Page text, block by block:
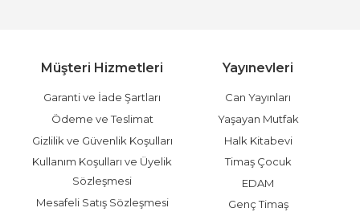
Müşteri Hizmetleri
Garanti ve İade Şartları
Ödeme ve Teslimat
Gizlilik ve Güvenlik Koşulları
Kullanım Koşulları ve Üyelik
Sözleşmesi
Mesafeli Satış Sözleşmesi
Yayınevleri
Can Yayınları
Yaşayan Mutfak
Halk Kitabevi
Timaş Çocuk
EDAM
Genç Timaş